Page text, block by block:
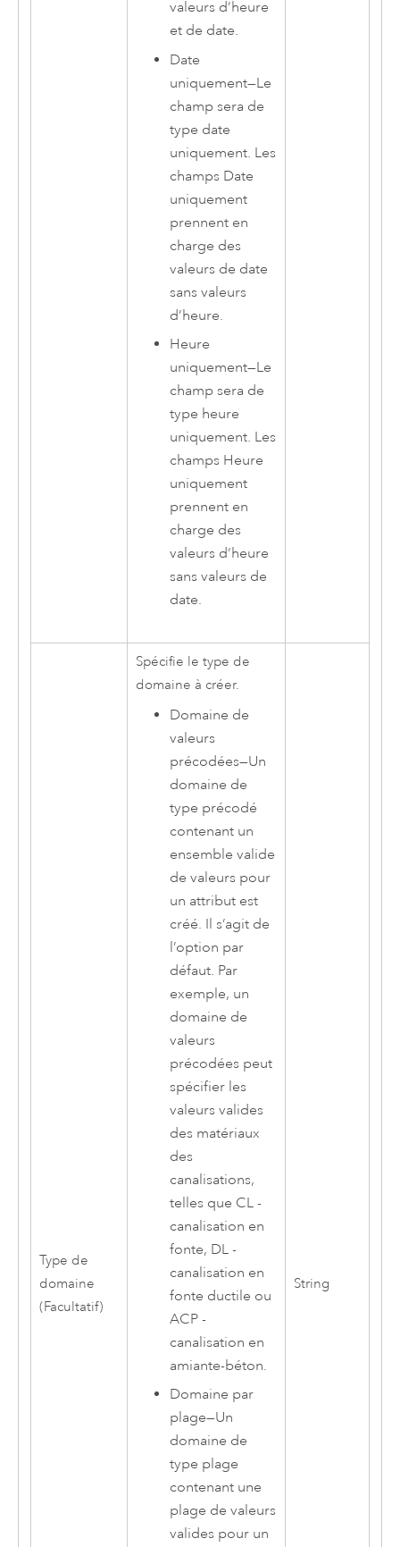
valeurs d’heure
et de date.
Date
uniquement—Le
champ sera de
type date
uniquement. Les
champs Date
uniquement
prennent en
charge des
valeurs de date
sans valeurs
d’heure.
Heure
uniquement—Le
champ sera de
type heure
uniquement. Les
champs Heure
uniquement
prennent en
charge des
valeurs d’heure
sans valeurs de
date.
Type de
domaine
(Facultatif)
Spécifie le type de
domaine à créer.
Domaine de
valeurs
précodées—Un
domaine de
type précodé
contenant un
ensemble valide
de valeurs pour
un attribut est
créé. Il s’agit de
l’option par
défaut. Par
exemple, un
domaine de
valeurs
précodées peut
spécifier les
valeurs valides
des matériaux
des
canalisations,
telles que CL -
canalisation en
fonte, DL -
canalisation en
fonte ductile ou
ACP -
canalisation en
amiante-béton.
Domaine par
plage—Un
domaine de
type plage
contenant une
plage de valeurs
valides pour un
String